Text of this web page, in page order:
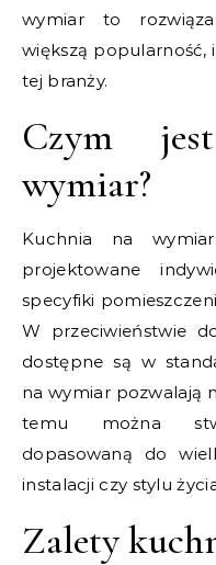
wymiar to
większą popularność,
tej branży.
Czym
wymiar?
Kuchnia na
projektowane
specyfiki
W przeciwieństwie
dostępne są w
na wymiar pozwalają
temu można
dopasowaną do
instalacji czy stylu
Zalety